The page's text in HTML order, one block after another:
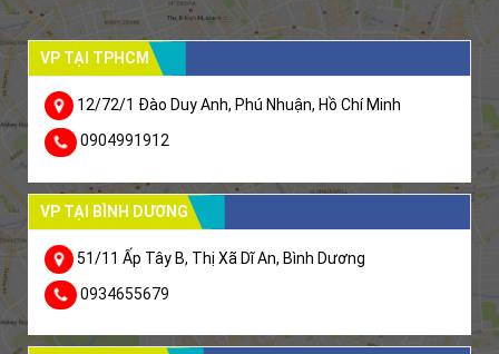
VP TẠI TPHCM
12/72/1 Đào Duy Anh, Phú Nhuận, Hồ Chí Minh
0904991912
VP TẠI BÌNH DƯƠNG
51/11 Ấp Tây B, Thị Xã Dĩ An, Bình Dương
0934655679